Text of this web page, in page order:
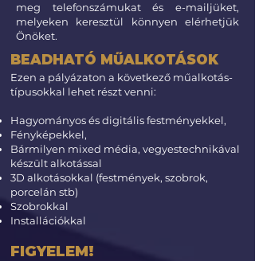
meg telefonszámukat és e-mailjüket,
melyeken keresztül könnyen elérhetjük
Önöket.
BEADHATÓ MŰALKOTÁSOK
Ezen a pályázaton a következő műalkotás-
típusokkal lehet részt venni:
Hagyományos és digitális festményekkel,
Fényképekkel,
Bármilyen mixed média, vegyestechnikával
készült alkotással
3D alkotásokkal (festmények, szobrok,
porcelán stb)
Szobrokkal
Installációkkal
FIGYELEM!